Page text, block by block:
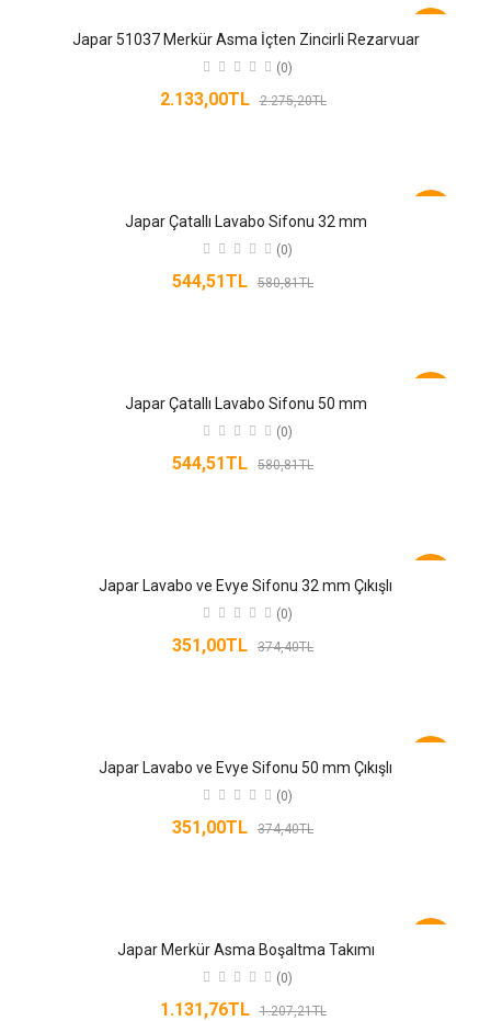
Japar 51037 Merkür Asma İçten Zincirli Rezarvuar
(0)
2.133,00TL 2.275,20TL
Japar Çatallı Lavabo Sifonu 32 mm
(0)
544,51TL 580,81TL
Japar Çatallı Lavabo Sifonu 50 mm
(0)
544,51TL 580,81TL
Japar Lavabo ve Evye Sifonu 32 mm Çıkışlı
(0)
351,00TL 374,40TL
Japar Lavabo ve Evye Sifonu 50 mm Çıkışlı
(0)
351,00TL 374,40TL
Japar Merkür Asma Boşaltma Takımı
(0)
1.131,76TL 1.207,21TL